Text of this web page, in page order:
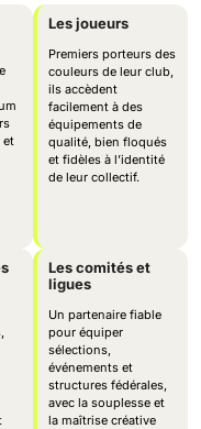
et
Les joueurs
Premiers porteurs des
couleurs de leur club,
ils accèdent
facilement à des
équipements de
qualité, bien floqués
et fidèles à l’identité
de leur collectif.
Les comités et
ligues
Un partenaire fiable
pour équiper
sélections,
événements et
structures fédérales,
avec la souplesse et
la maîtrise créative